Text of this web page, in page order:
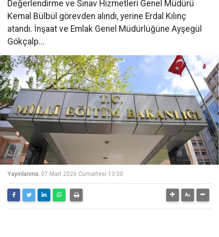
Değerlendirme ve Sınav Hizmetleri Genel Müdürü
Kemal Bülbül görevden alındı, yerine Erdal Kılınç
atandı. İnşaat ve Emlak Genel Müdürlüğüne Ayşegül
Gökçalp...
Yayınlanma: 07 Mart 2026 Cumartesi 13:00